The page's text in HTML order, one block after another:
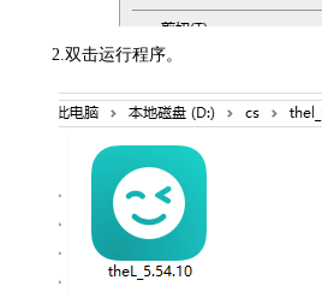
2.双击运行程序。